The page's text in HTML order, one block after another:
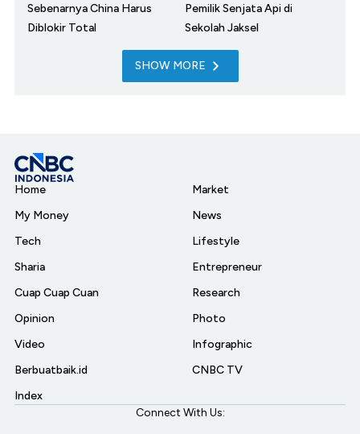
Sebenarnya China Harus
Diblokir Total
Pemilik Senjata Api di
Sekolah Jaksel
SHOW MORE
Home
My Money
Tech
Sharia
Cuap Cuap Cuan
Opinion
Video
Berbuatbaik.id
Index
Market
News
Lifestyle
Entrepreneur
Research
Photo
Infographic
CNBC TV
Connect With Us: